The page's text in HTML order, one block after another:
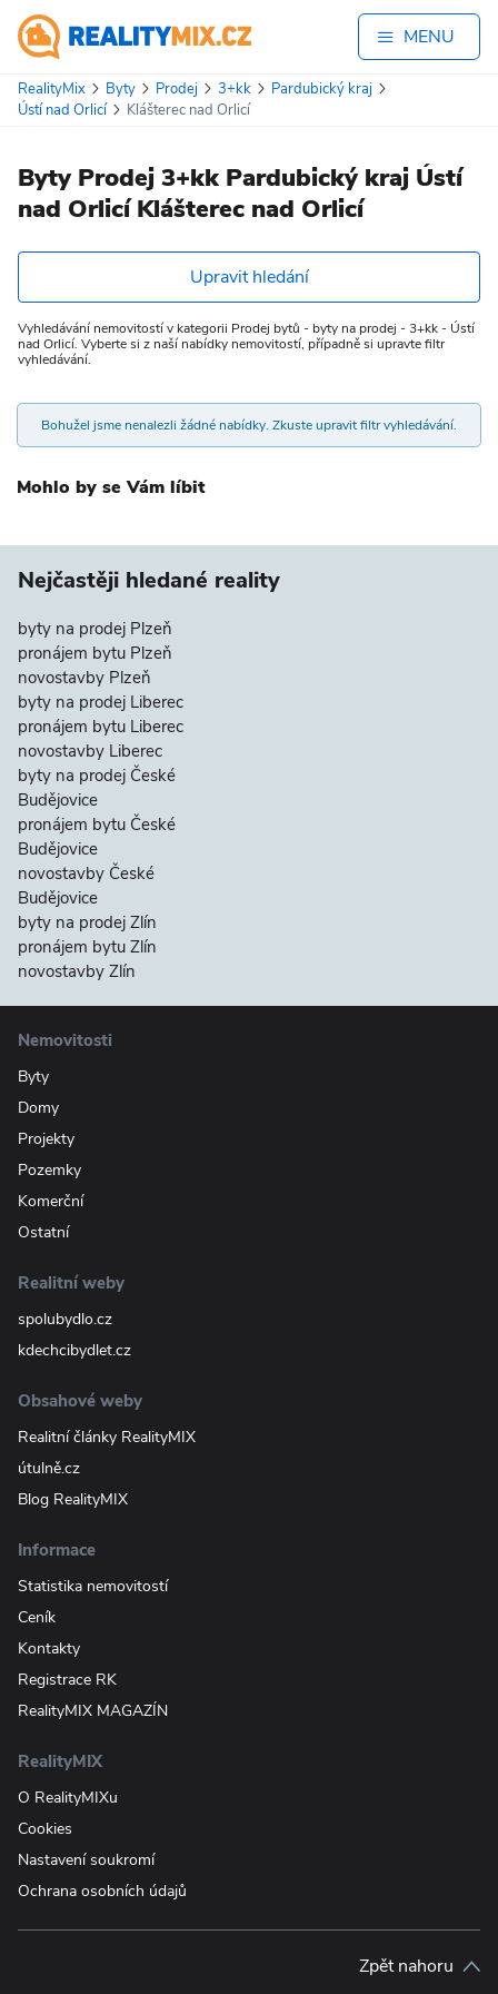
MENU
RealityMix Byty Prodej 3+kk
Pardubický kraj
Ústí nad Orlicí
Klášterec nad Orlicí
Byty Prodej 3+kk Pardubický kraj Ústí
nad Orlicí Klášterec nad Orlicí
Upravit hledání
Vyhledávání nemovitostí v kategorii Prodej bytů - byty na prodej - 3+kk - Ústí
nad Orlicí. Vyberte si z naší nabídky nemovitostí, případně si upravte filtr
vyhledávání.
Bohužel jsme nenalezli žádné nabídky. Zkuste upravit filtr vyhledávání.
Mohlo by se Vám líbit
Nejčastěji hledané reality
byty na prodej Plzeň
pronájem bytu Plzeň
novostavby Plzeň
byty na prodej Liberec
pronájem bytu Liberec
novostavby Liberec
byty na prodej České
Budějovice
pronájem bytu České
Budějovice
novostavby České
Budějovice
byty na prodej Zlín
pronájem bytu Zlín
novostavby Zlín
Nemovitosti
Byty
Domy
Projekty
Pozemky
Komerční
Ostatní
Realitní weby
spolubydlo.cz
kdechcibydlet.cz
Obsahové weby
Realitní články RealityMIX
útulně.cz
Blog RealityMIX
Informace
Statistika nemovitostí
Ceník
Kontakty
Registrace RK
RealityMIX MAGAZÍN
RealityMIX
O RealityMIXu
Cookies
Nastavení soukromí
Ochrana osobních údajů
Zpět nahoru